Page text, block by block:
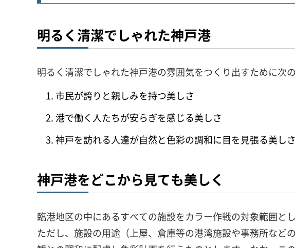
明るく清潔でしゃれた神戸港
明るく清潔でしゃれた神戸港の雰囲気をつくり出すために次
市民が誇りと親しみを持つ美しさ
港で働く人たちが安らぎを感じる美しさ
神戸を訪れる人達が自然と色彩の調和に目を見張る美しさ
神戸港をどこから見ても美しく
臨港地区の中にあるすべての施設をカラー作戦の対象範囲とし
ただし、施設の用途（上屋、倉庫等の港湾施設や事務所な